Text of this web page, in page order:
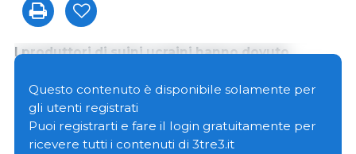
I produttori di suini ucraini hanno dovuto
della guerra tra Russia e Ucraina.
Sia nel 2024 che nel 2025, sono stati segnalati
bombardamenti, attacchi aerei e droni contro
Questo contenuto è disponibile solamente per
gli utenti registrati
Puoi registrarti e fare il login gratuitamente per
ricevere tutti i contenuti di 3tre3.it